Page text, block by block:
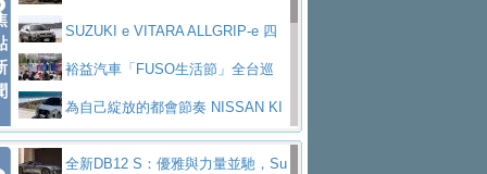
V PrestigeSUZUKI e VITARA ALLGRIP-e 四
驅精神的純電新詮釋
裕益汽車「FUSO生活節」全台巡
迴 結合生活體驗、交通安全與購車優惠
為自己綻放的都會節奏 NISSAN KI
CKS SAKURA為品味獨具層峰買家打造的頂級座
全新DB12 S：優雅與力量並馳，Su